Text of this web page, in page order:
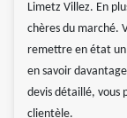
Limetz Villez. En
chères du marché.
remettre en état un
en savoir
devis détaillé, vous
clientèle.